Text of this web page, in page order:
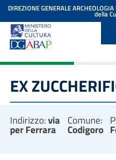
contenuto
DIREZIONE GENERALE
della
EX
Indirizzo:via
per Ferrara
Comune:
Codigoro